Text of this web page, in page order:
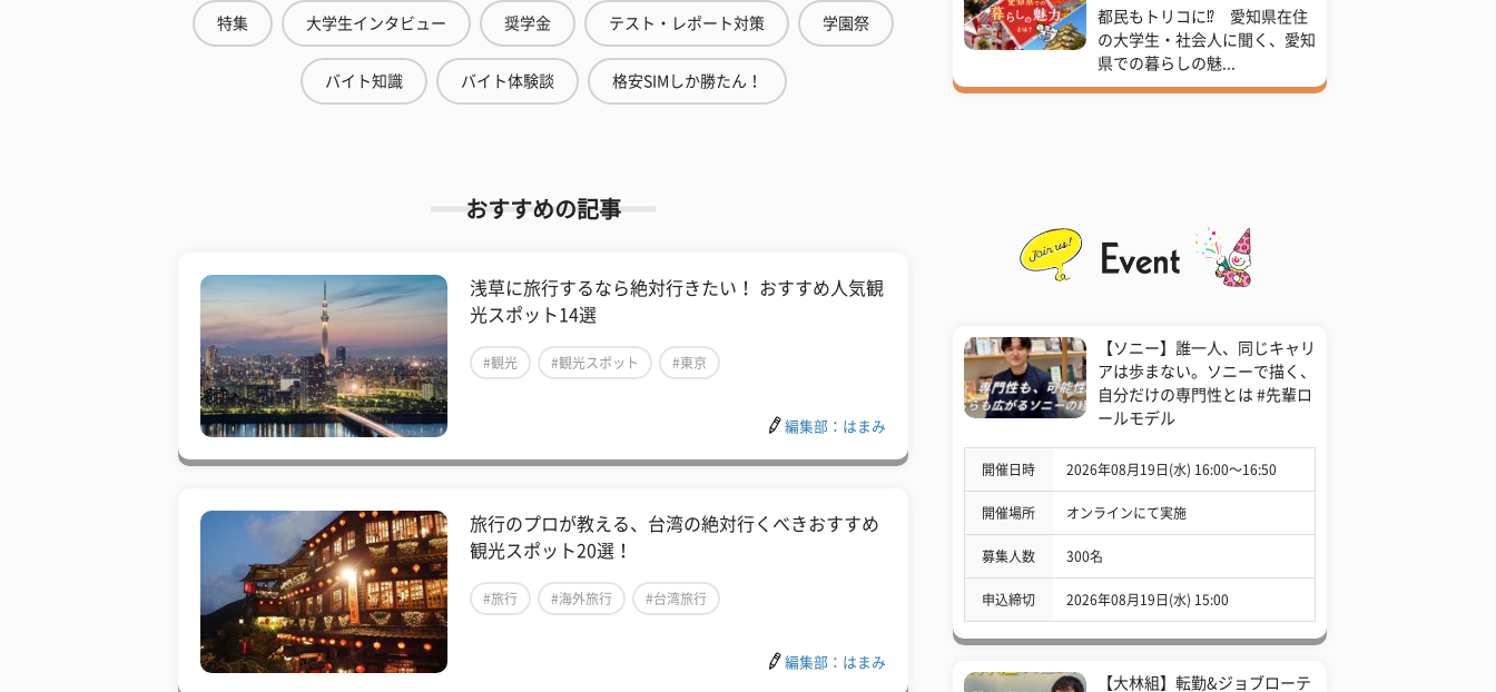
特集 大学生インタビュー 奨学金 テスト・レポート対策 学園祭
バイト知識 バイト体験談 格安SIMしか勝たん！
おすすめの記事
浅草に旅行するなら絶対行きたい！ おすすめ人気観
光スポット14選
#観光 #観光スポット #東京
編集部：はまみ
旅行のプロが教える、台湾の絶対行くべきおすすめ
観光スポット20選！
#旅行 #海外旅行 #台湾旅行
編集部：はまみ
都民もトリコに⁉ 愛知県在住
の大学生・社会人に聞く、愛知
県での暮らしの魅...
【ソニー】誰一人、同じキャリ
アは歩まない。ソニーで描く、
自分だけの専門性とは #先輩ロ
ールモデル
開催日時 2026年08月19日(水) 16:00〜16:50
開催場所 オンラインにて実施
募集人数 300名
申込締切 2026年08月19日(水) 15:00
【大林組】転勤&ジョブローテ